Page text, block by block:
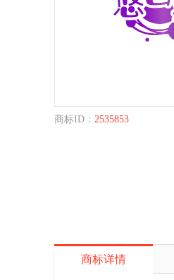
商标ID： 2535853
商标详情